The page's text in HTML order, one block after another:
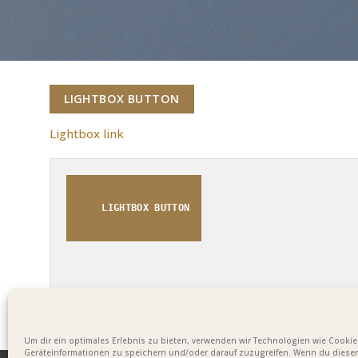
Um dir ein optimales Erlebnis zu bieten, verwenden wir Technologien wie
Geräteinformationen zu speichern und/oder darauf zuzugreifen. Wenn du
LIGHTBOX BUTTON
Lightbox link
LIGHTBOX BUTTON